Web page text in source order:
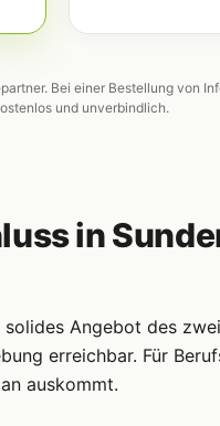
Bei einer Bestellung von
und unverbindlich.
in
Angebot des
erreichbar. Für
auskommt.